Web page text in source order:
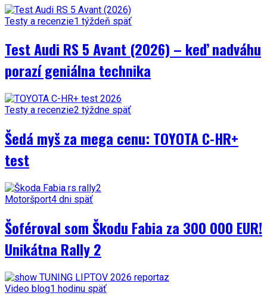
Testy a recenzie1 týždeň späť
Test Audi RS 5 Avant (2026) – keď nadváhu
porazí geniálna technika
Testy a recenzie2 týždne späť
Šedá myš za mega cenu: TOYOTA C-HR+
test
Motoršport4 dni späť
Šoféroval som Škodu Fabia za 300 000 EUR!
Unikátna Rally 2
Video blog1 hodinu späť